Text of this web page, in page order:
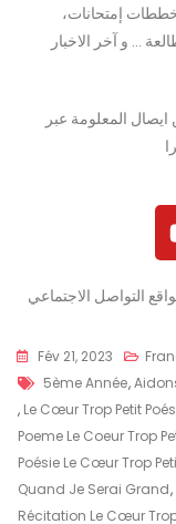
إمتحانات،
… و آخر الاخبار
المعلومة عبر
التواصل الاجتماعي
Fév 21, 2023
5ème Année,
, Le Cœur Trop Petit
Poeme Le Coeur Trop
Poésie Le Cœur Trop
Quand Je Serai Grand,
Récitation Le Cœur